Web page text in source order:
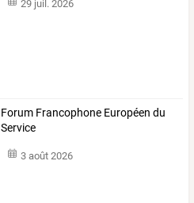
29 juil. 2026
Forum Francophone Européen du
Service
3 août 2026